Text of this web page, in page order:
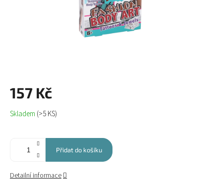
157 Kč
Měrná
cena:
Skladem (>5 KS)
Přidat do košíku
Detailní informace